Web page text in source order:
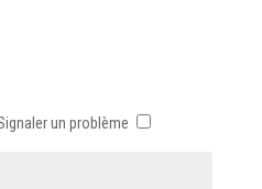
un problème